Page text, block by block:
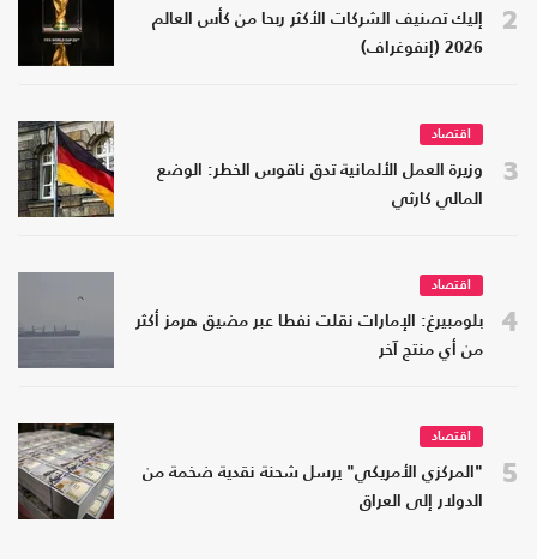
2
إليك تصنيف الشركات الأكثر ربحا من كأس العالم
2026 (إنفوغراف)
3
اقتصاد
وزيرة العمل الألمانية تدق ناقوس الخطر: الوضع
المالي كارثي
4
اقتصاد
بلومبيرغ: الإمارات نقلت نفطا عبر مضيق هرمز أكثر
من أي منتج آخر
5
اقتصاد
"المركزي الأمريكي" يرسل شحنة نقدية ضخمة من
الدولار إلى العراق